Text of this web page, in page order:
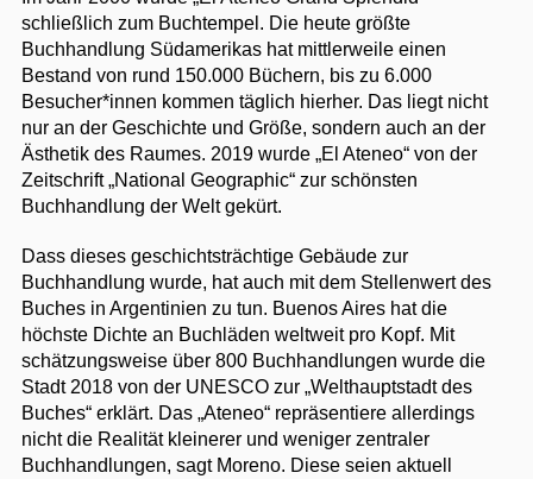
schließlich zum Buchtempel. Die heute größte
Buchhandlung Südamerikas hat mittlerweile einen
Bestand von rund 150.000 Büchern, bis zu 6.000
Besucher*innen kommen täglich hierher. Das liegt nicht
nur an der Geschichte und Größe, sondern auch an der
Ästhetik des Raumes. 2019 wurde „El Ateneo“ von der
Zeitschrift „National Geographic“ zur schönsten
Buchhandlung der Welt gekürt.
Dass dieses geschichtsträchtige Gebäude zur
Buchhandlung wurde, hat auch mit dem Stellenwert des
Buches in Argentinien zu tun. Buenos Aires hat die
höchste Dichte an Buchläden weltweit pro Kopf. Mit
schätzungsweise über 800 Buchhandlungen wurde die
Stadt 2018 von der UNESCO zur „Welthauptstadt des
Buches“ erklärt. Das „Ateneo“ repräsentiere allerdings
nicht die Realität kleinerer und weniger zentraler
Buchhandlungen, sagt Moreno. Diese seien aktuell